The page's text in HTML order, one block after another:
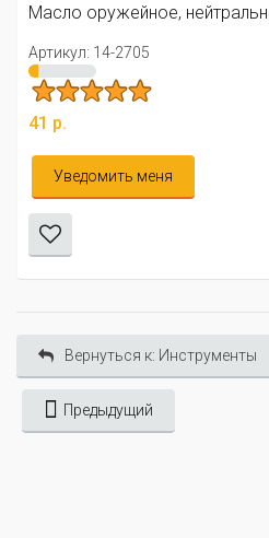
90 мл
☺
Вернуться к: Инструменты
Предыдущий